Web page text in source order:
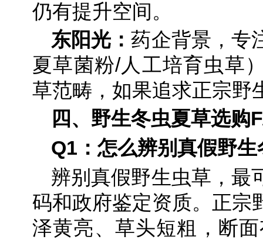
仍有提升空间。
东阳光：药企背景，专
夏草菌粉/人工培育虫草
草范畴，如果追求正宗野
四、野生冬虫夏草选购
Q1：怎么辨别真假野
辨别真假野生虫草，最
码和政府鉴定资质。正宗
泽黄亮、草头短粗，断面